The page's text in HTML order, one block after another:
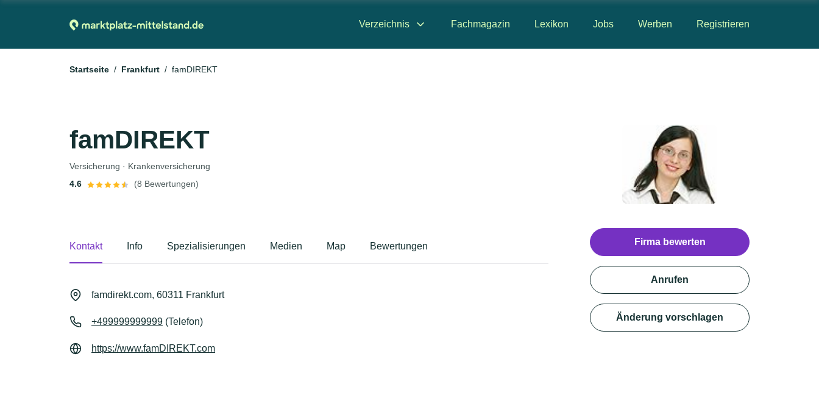
Verzeichnis Fachmagazin Lexikon Jobs Werben Registrieren
Startseite Frankfurt famDIREKT
famDIREKT
Versicherung · Krankenversicherung
4.6
(8 Bewertungen)
Kontakt Info Spezialisierungen Medien Map Bewertungen
famdirekt.com, 60311 Frankfurt
+499999999999 (Telefon)
https://www.famDIREKT.com
Firma bewerten
Anrufen
Änderung vorschlagen